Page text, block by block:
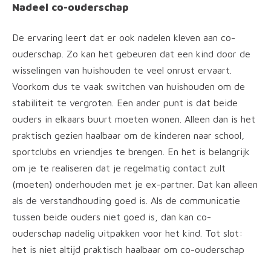
Nadeel co-ouderschap
De ervaring leert dat er ook nadelen kleven aan co-
ouderschap. Zo kan het gebeuren dat een kind door de
wisselingen van huishouden te veel onrust ervaart.
Voorkom dus te vaak switchen van huishouden om de
stabiliteit te vergroten. Een ander punt is dat beide
ouders in elkaars buurt moeten wonen. Alleen dan is het
praktisch gezien haalbaar om de kinderen naar school,
sportclubs en vriendjes te brengen. En het is belangrijk
om je te realiseren dat je regelmatig contact zult
(moeten) onderhouden met je ex-partner. Dat kan alleen
als de verstandhouding goed is. Als de communicatie
tussen beide ouders niet goed is, dan kan co-
ouderschap nadelig uitpakken voor het kind. Tot slot:
het is niet altijd praktisch haalbaar om co-ouderschap